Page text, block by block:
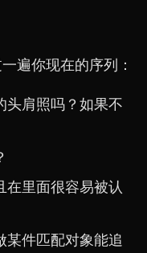
遍你现在的序列：
头肩照吗？如果不
在里面很容易被认
某件匹配对象能追